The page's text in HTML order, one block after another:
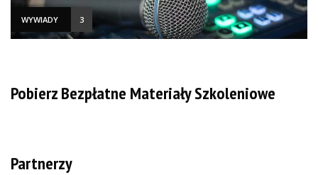
WYWIADY 3
Pobierz Bezpłatne Materiały Szkoleniowe
Partnerzy